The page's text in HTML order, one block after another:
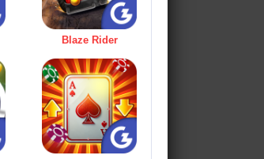
Blaze Rider